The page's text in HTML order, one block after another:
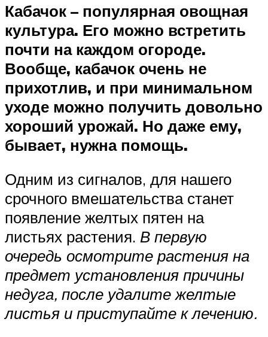
Кабачок – популярная овощная
культура. Его можно встретить
почти на каждом огороде.
Вообще, кабачок очень не
прихотлив, и при минимальном
уходе можно получить довольно
хороший урожай. Но даже ему,
бывает, нужна помощь.
Одним из сигналов, для нашего
срочного вмешательства станет
появление желтых пятен на
листьях растения. В первую
очередь осмотрите растения на
предмет установления причины
недуга, после удалите желтые
листья и приступайте к лечению.